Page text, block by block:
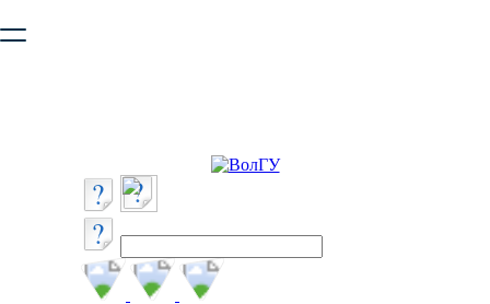
безопасную работу с сайтом. Пожалуйста